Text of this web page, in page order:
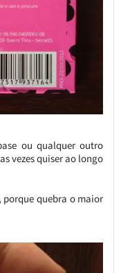
ou qualquer outro
vezes quiser ao longo
quebra o maior